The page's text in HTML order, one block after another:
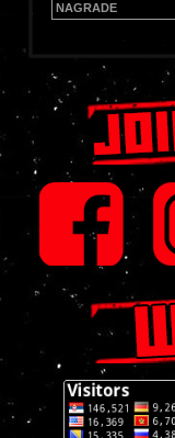
NAGRADE